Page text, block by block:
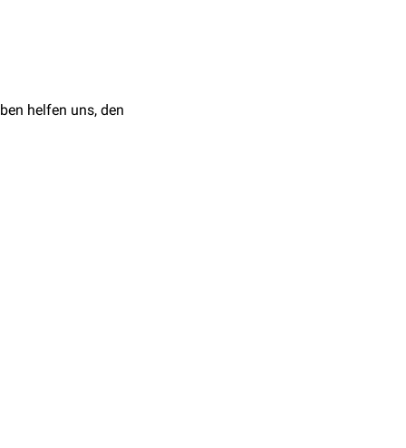
helfen uns, den